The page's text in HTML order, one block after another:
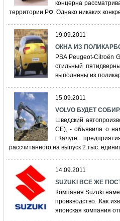
концерна
территории РФ. Однако никаких
19.09.2011
ОКНА ИЗ
PSA Peugeot-Citroёn
стильный
выполнены из
15.09.2011
VOLVO БУДЕТ
Шведский
CE), - объявила о
г.Калуге
рассчитанного на выпуск 2 тыс.
14.09.2011
SUZUKI ВСЕ ЖЕ
Компания Suzuki
производство. Как
японская компания